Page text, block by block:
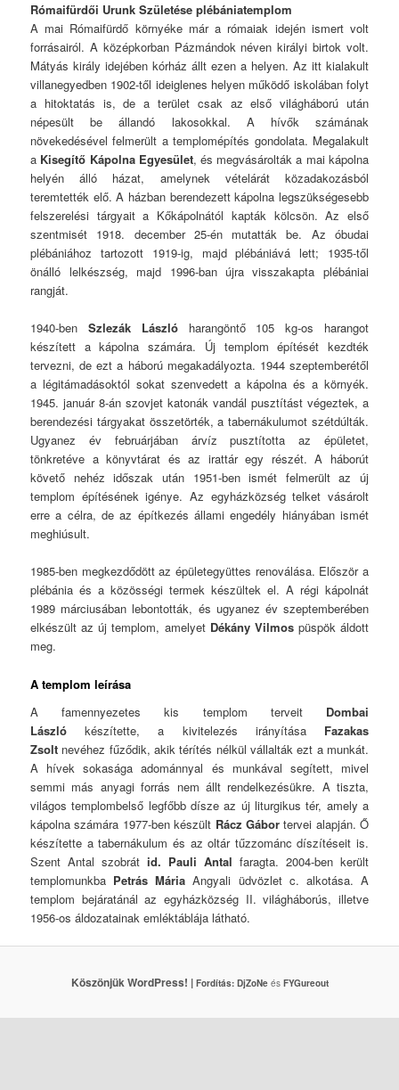
Rómaifürdői Urunk Születése plébániatemplom
A mai Rómaifürdő környéke már a rómaiak idején ismert volt
forrásairól. A középkorban Pázmándok néven királyi birtok volt.
Mátyás király idejében kórház állt ezen a helyen. Az itt kialakult
villanegyedben 1902-től ideiglenes helyen működő iskolában folyt
a hitoktatás is, de a terület csak az első világháború után
népesült be állandó lakosokkal. A hívők számának
növekedésével felmerült a templomépítés gondolata. Megalakult
a Kisegítő Kápolna Egyesület, és megvásárolták a mai kápolna
helyén álló házat, amelynek vételárát közadakozásból
teremtették elő. A házban berendezett kápolna legszükségesebb
felszerelési tárgyait a Kőkápolnától kapták kölcsön. Az első
szentmisét 1918. december 25-én mutatták be. Az óbudai
plébániához tartozott 1919-ig, majd plébániává lett; 1935-től
önálló lelkészség, majd 1996-ban újra visszakapta plébániai
rangját.
1940-ben Szlezák Lászlóharangöntő 105 kg-os harangot
készített a kápolna számára. Új templom építését kezdték
tervezni, de ezt a háború megakadályozta. 1944 szeptemberétől
a légitámadásoktól sokat szenvedett a kápolna és a környék.
1945. január 8-án szovjet katonák vandál pusztítást végeztek, a
berendezési tárgyakat összetörték, a tabernákulumot szétdúlták.
Ugyanez év februárjában árvíz pusztította az épületet,
tönkretéve a könyvtárat és az irattár egy részét. A háborút
követő nehéz időszak után 1951-ben ismét felmerült az új
templom építésének igénye. Az egyházközség telket vásárolt
erre a célra, de az építkezés állami engedély hiányában ismét
meghiúsult.
1985-ben megkezdődött az épületegyüttes renoválása. Először a
plébánia és a közösségi termek készültek el. A régi kápolnát
1989 márciusában lebontották, és ugyanez év szeptemberében
elkészült az új templom, amelyet Dékány Vilmospüspök áldott
meg.
A templom leírása
A famennyezetes kis templom terveit Dombai
László készítette, a kivitelezés irányítása Fazakas
Zsolt nevéhez fűződik, akik térítés nélkül vállalták ezt a munkát.
A hívek sokasága adománnyal és munkával segített, mivel
semmi más anyagi forrás nem állt rendelkezésükre. A tiszta,
világos templombelső legfőbb dísze az új liturgikus tér, amely a
kápolna számára 1977-ben készült Rácz Gábortervei alapján. Ő
készítette a tabernákulum és az oltár tűzzománc díszítéseit is.
Szent Antal szobrátid. Pauli Antal faragta. 2004-ben került
templomunkba Petrás Mária Angyali üdvözlet c. alkotása. A
templom bejáratánál az egyházközség II. világháborús, illetve
1956-os áldozatainak emléktáblája látható.
Köszönjük WordPress! | Fordítás: DjZoNeés FYGureout